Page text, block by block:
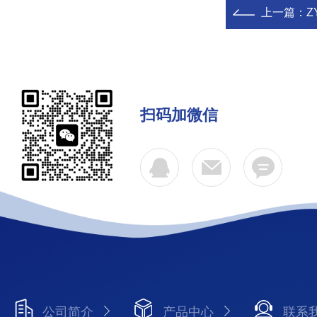
上一篇：
扫码加微信
公司简介 产品中心 联系